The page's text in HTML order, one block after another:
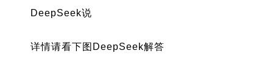
DeepSeek说
详情请看下图DeepSeek解答